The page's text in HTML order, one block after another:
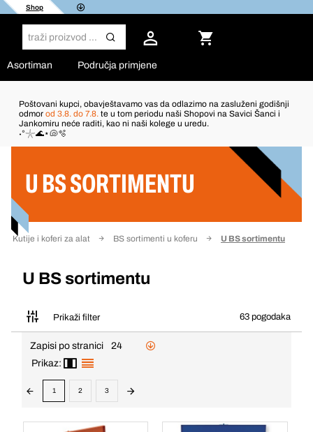
Shop
Asortiman Područja primjene
Poštovani kupci, obavještavamo vas da odlazimo na zasluženi godišnji
odmor od 3.8. do 7.8. te u tom periodu naši Shopovi na Savici Šanci i
Jankomiru neće raditi, kao ni naši kolege u uredu.
˖°𓇼🌊⋆🐚🫧
U BS SORTIMENTU
Kutije i koferi za alat BS sortimenti u koferu U BS sortimentu
U BS sortimentu
Prikaži filter 63 pogodaka
Filter
Zapisi po stranici
24
Prikaz:
1 2 3